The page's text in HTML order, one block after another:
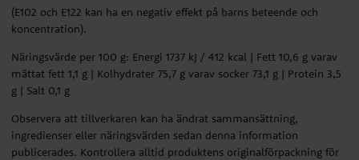
(E102 och E122 kan ha en negativ effekt på barns beteende och
koncentration).
Näringsvärde per 100 g: Energi 1737 kJ / 412 kcal | Fett 10,6 g varav
mättat fett 1,1 g | Kolhydrater 75,7 g varav socker 73,1 g | Protein 3,5
g | Salt 0,1 g
Observera att tillverkaren kan ha ändrat sammansättning,
ingredienser eller näringsvärden sedan denna information
publicerades. Kontrollera alltid produktens originalförpackning för